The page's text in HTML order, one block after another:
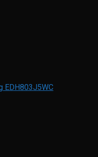
EDH803J5WC